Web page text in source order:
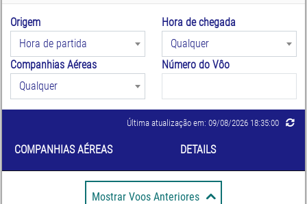
Origem
Hora de partida
Hora de chegada
Qualquer
Companhias Aéreas
Qualquer
Número do Vôo
Última atualização em: 09/08/2026 18:35:00
COMPANHIAS AÉREAS DETAILS
Mostrar Voos Anteriores